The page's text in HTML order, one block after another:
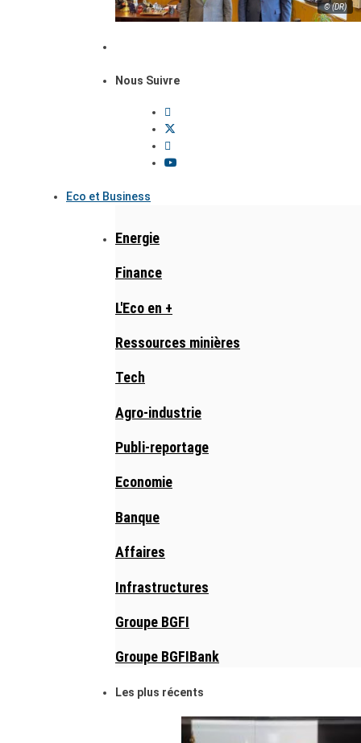
© (DR)
Nous Suivre
Eco et Business
Energie
Finance
L'Eco en +
Ressources minières
Tech
Agro-industrie
Publi-reportage
Economie
Banque
Affaires
Infrastructures
Groupe BGFI
Groupe BGFIBank
Les plus récents